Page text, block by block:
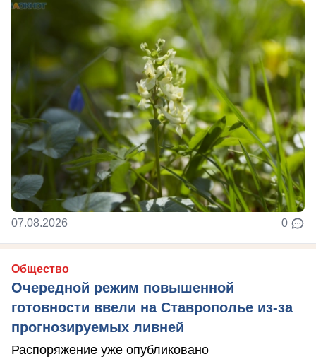
07.08.2026 0
Общество
Очередной режим повышенной
готовности ввели на Ставрополье из-за
прогнозируемых ливней
Распоряжение уже опубликовано